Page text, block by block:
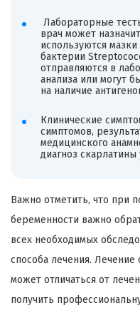
Лабораторные
врач может
используются
бактерии
отправляются в
анализа или могут
на наличие
Клинические
симптомов,
медицинского
диагноз
Важно отметить, что при
беременности важно
всех необходимых
способа лечения.
может отличаться от
получить